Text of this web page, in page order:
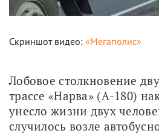
Скриншот видео: «Мегаполис»
Лобовое столкновение
трассе «Нарва» (А-180)
унесло жизни двух
случилось возле